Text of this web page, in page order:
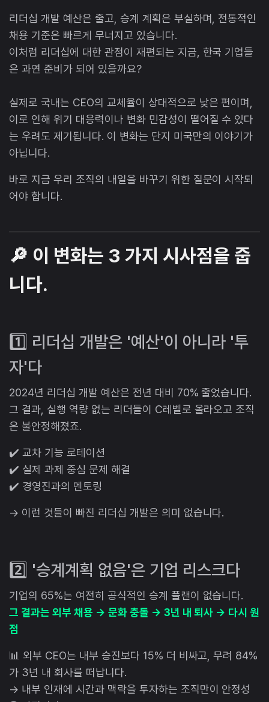
리더십 개발 예산은 줄고, 승계 계획은 부실하며, 전통적인
채용 기준은 빠르게 무너지고 있습니다.
이처럼 리더십에 대한 관점이 재편되는 지금, 한국 기업들
은 과연 준비가 되어 있을까요?
실제로 국내는 CEO의 교체율이 상대적으로 낮은 편이며,
이로 인해 위기 대응력이나 변화 민감성이 떨어질 수 있다
는 우려도 제기됩니다. 이 변화는 단지 미국만의 이야기가
아닙니다.
바로 지금 우리 조직의 내일을 바꾸기 위한 질문이 시작되
어야 합니다.
🔎 이 변화는 3 가지 시사점을 줍
니다.
1️⃣ 리더십 개발은 '예산'이 아니라 '투
자'다
2024년 리더십 개발 예산은 전년 대비 70% 줄었습니다.
그 결과, 실행 역량 없는 리더들이 C레벨로 올라오고 조직
은 불안정해졌죠.
✔️ 교차 기능 로테이션
✔️ 실제 과제 중심 문제 해결
✔️ 경영진과의 멘토링
→ 이런 것들이 빠진 리더십 개발은 의미 없습니다.
2️⃣ '승계계획 없음'은 기업 리스크다
기업의 65%는 여전히 공식적인 승계 플랜이 없습니다.
그 결과는 외부 채용 → 문화 충돌 → 3년 내 퇴사 → 다시 원
점
📊 외부 CEO는 내부 승진보다 15% 더 비싸고, 무려 84%
가 3년 내 회사를 떠납니다.
→ 내부 인재에 시간과 맥락을 투자하는 조직만이 안정성